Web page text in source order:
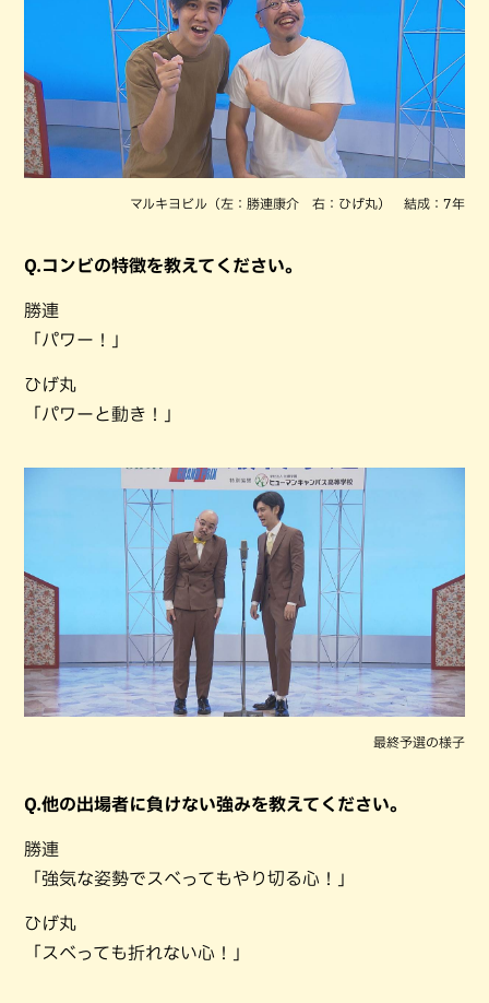
マルキヨビル（左：勝連康介 右：ひげ丸） 結成：7年
Q.コンビの特徴を教えてください。
勝連
「パワー！」
ひげ丸
「パワーと動き！」
最終予選の様子
Q.他の出場者に負けない強みを教えてください。
勝連
「強気な姿勢でスベってもやり切る心！」
ひげ丸
「スベっても折れない心！」